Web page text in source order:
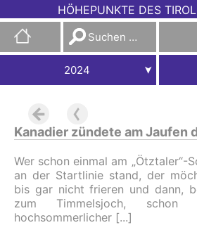
HÖHEPUNKTE DES
Suchen
nach:
2024
Kanadier zündete am Jaufen
Wer schon einmal am „Ötztaler“-
an der Startlinie stand, der
bis gar nicht frieren und dann,
zum Timmelsjoch,
hochsommerlicher